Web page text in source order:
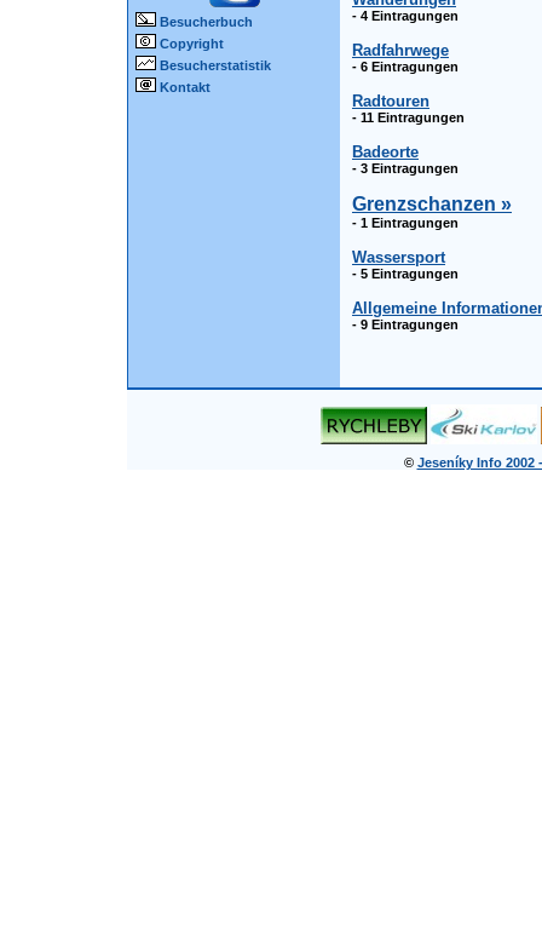
Besucherbuch
Copyright
Besucherstatistik
Kontakt
- 4 Eintragungen
Radfahrwege
- 6 Eintragungen
Radtouren
- 11 Eintragungen
Badeorte
- 3 Eintragungen
Grenzschanzen »
- 1 Eintragungen
Wassersport
- 5 Eintragungen
Allgemeine
- 9 Eintragungen
© Jeseníky Info 2002